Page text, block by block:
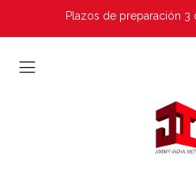
Plazos de preparación 3